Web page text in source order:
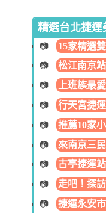
精選台北捷運
15家精選
松江南京
上班族最
行天宮捷
推薦10家
來南京三
古亭捷運
走吧！探
捷運永安